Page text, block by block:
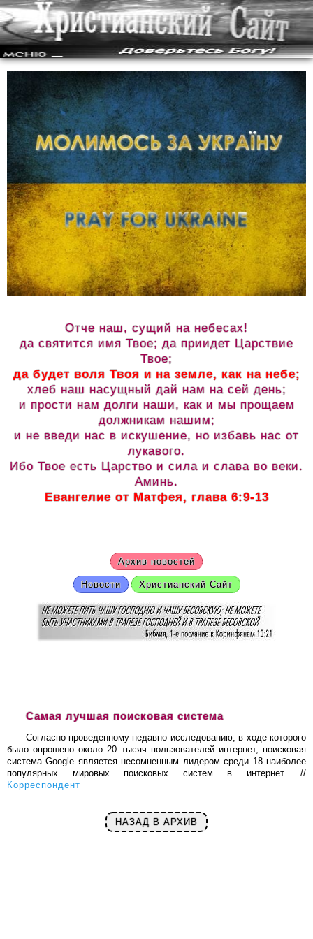
Отче наш, сущий на небесах!
да святится имя Твое; да приидет Царствие
Твое;
да будет воля Твоя и на земле, как на небе;
хлеб наш насущный дай нам на сей день;
и прости нам долги наши, как и мы прощаем
должникам нашим;
и не введи нас в искушение, но избавь нас от
лукавого.
Ибо Твое есть Царство и сила и слава во веки.
Аминь.
Евангелие от Матфея, глава 6:9-13
Архив новостей
Новости Христианский Сайт
Самая лучшая поисковая система
Согласно проведенному недавно исследованию, в ходе которого
было опрошено около 20 тысяч пользователей интернет, поисковая
система Google является несомненным лидером среди 18 наиболее
популярных мировых поисковых систем в интернет. //
Корреспондент
НАЗАД В АРХИВ